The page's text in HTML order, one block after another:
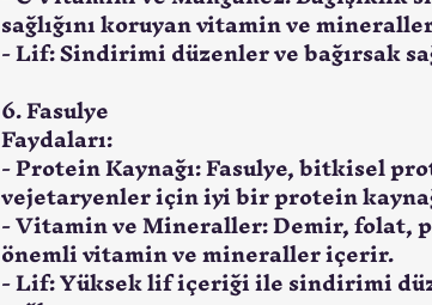
sağlığını koruyan vitamin ve
- Lif: Sindirimi düzenler ve bağırsak
6. Fasulye
Faydaları:
- Protein Kaynağı: Fasulye, bitkisel
vejetaryenler için iyi bir protein
- Vitamin ve Mineraller: Demir, folat,
önemli vitamin ve mineraller içerir.
- Lif: Yüksek lif içeriği ile sindirimi